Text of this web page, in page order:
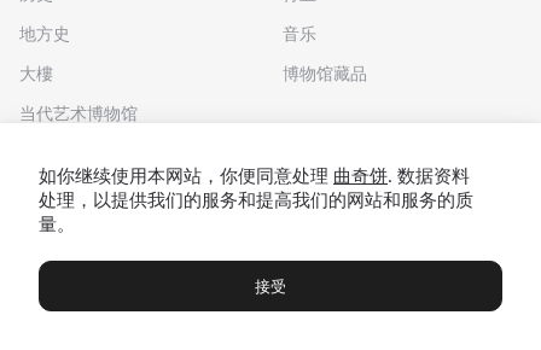
地方史
大樓
当代艺术博物馆
音乐
博物馆藏品
博物馆 展览及展览 Чаты Вы
如你继续使用本网站，你便同意处理 曲奇饼. 数据资料
处理，以提供我们的服务和提高我们的网站和服务的质
量。
接受